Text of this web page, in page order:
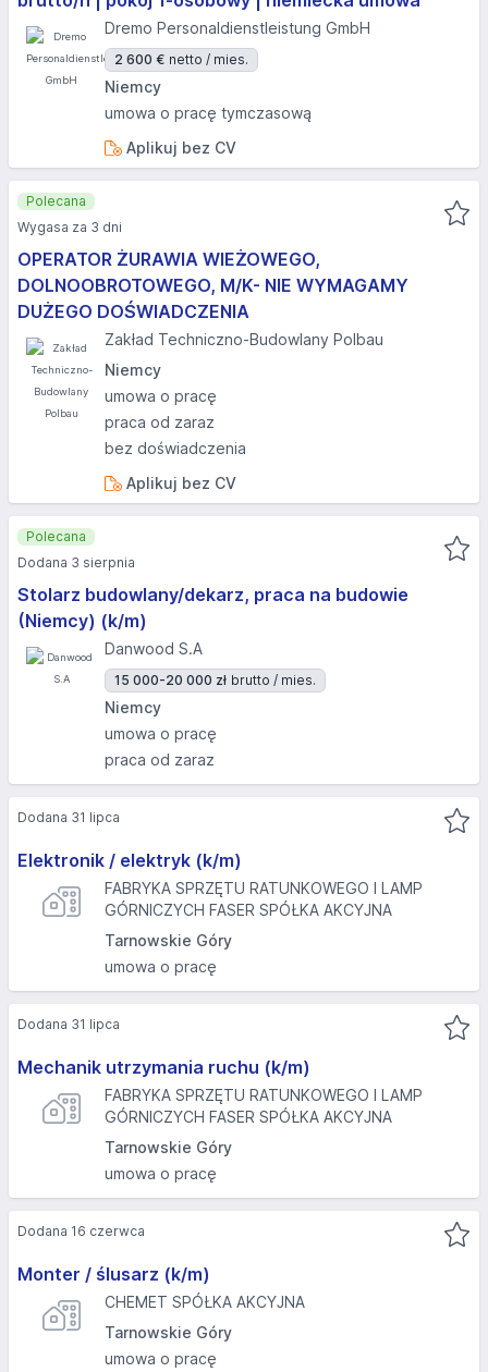
Dremo Personaldienstleistung GmbH
2 600 € netto / mies.
Niemcy
umowa o pracę tymczasową
Aplikuj bez CV
OPERATOR ŻURAWIA WIEŻOWEGO,
DOLNOOBROTOWEGO, M/K- NIE WYMAGAMY
DUŻEGO DOŚWIADCZENIA
Zakład Techniczno-Budowlany Polbau
Niemcy
umowa o pracę
praca od zaraz
bez doświadczenia
Aplikuj bez CV
Polecana
Wygasa za 3 dni
Stolarz budowlany/dekarz, praca na budowie
(Niemcy) (k/m)
Danwood S.A
15 000-20 000 zł brutto / mies.
Niemcy
umowa o pracę
praca od zaraz
Polecana
Dodana 3 sierpnia
Elektronik / elektryk (k/m)
FABRYKA SPRZĘTU RATUNKOWEGO I LAMP
GÓRNICZYCH FASER SPÓŁKA AKCYJNA
Tarnowskie Góry
umowa o pracę
Dodana 31 lipca
Mechanik utrzymania ruchu (k/m)
FABRYKA SPRZĘTU RATUNKOWEGO I LAMP
GÓRNICZYCH FASER SPÓŁKA AKCYJNA
Tarnowskie Góry
umowa o pracę
Dodana 31 lipca
Monter / ślusarz (k/m)
CHEMET SPÓŁKA AKCYJNA
Tarnowskie Góry
umowa o pracę
Dodana 16 czerwca